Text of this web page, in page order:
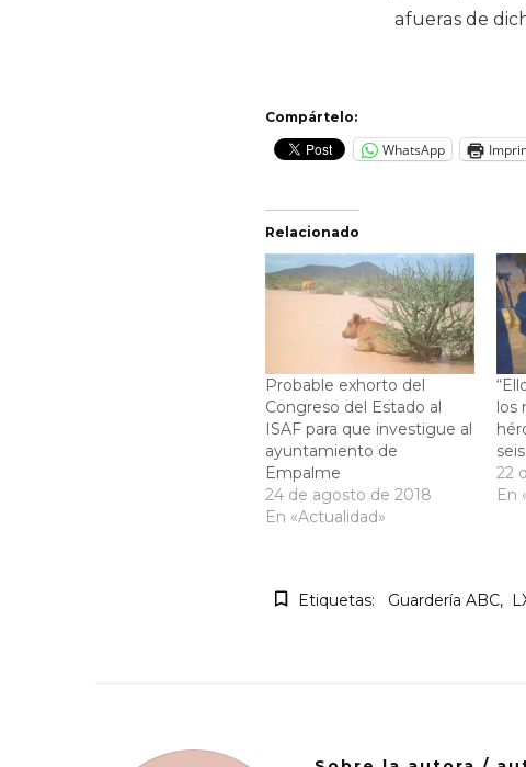
afueras de
Compártelo:
WhatsApp
Relacionado
Probable exhorto del
Congreso del Estado al
ISAF para que investigue al
ayuntamiento de
Empalme
24 de agosto de 2018
En «Actualidad»
los
22
En
Etiquetas: Guardería ABC